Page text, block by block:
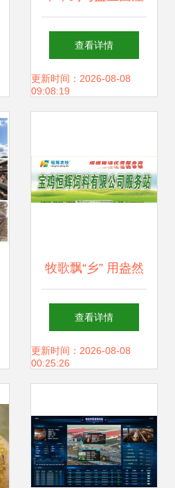
入 保亭蛋鸡饲养产
业焕发新生机
查看详情
更新时间：2026-08-08
09:08:19
牧歌飘“乡” 用盎然
绿意，唤醒饲料服
务站的品牌力量
查看详情
更新时间：2026-08-08
00:25:26